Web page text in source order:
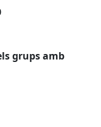
grups amb